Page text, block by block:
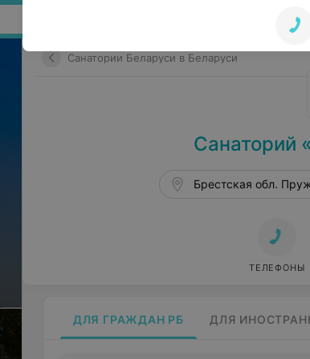
Санатории Беларуси в Беларуси
Санаторий
Брестская обл.
ТЕЛЕФОНЫ
ДЛЯ ГРАЖДАН РБ ДЛЯ